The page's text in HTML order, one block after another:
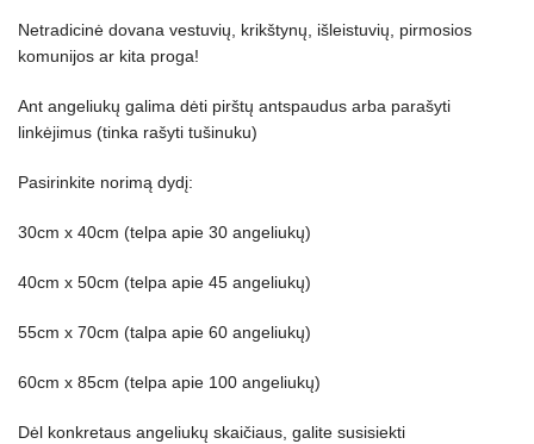
Netradicinė dovana vestuvių, krikštynų, išleistuvių, pirmosios
komunijos ar kita proga!
Ant angeliukų galima dėti pirštų antspaudus arba parašyti
linkėjimus (tinka rašyti tušinuku)
Pasirinkite norimą dydį:
30cm x 40cm (telpa apie 30 angeliukų)
40cm x 50cm (telpa apie 45 angeliukų)
55cm x 70cm (talpa apie 60 angeliukų)
60cm x 85cm (telpa apie 100 angeliukų)
Dėl konkretaus angeliukų skaičiaus, galite susisiekti